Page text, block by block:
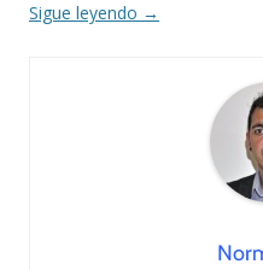
Sigue leyendo →